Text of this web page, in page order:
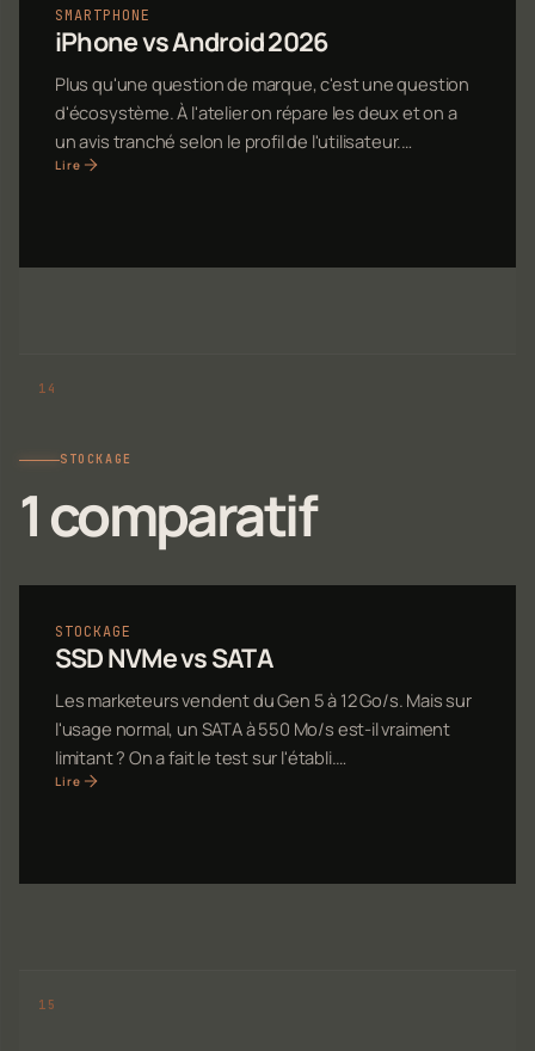
SMARTPHONE
iPhone vs Android 2026
Plus qu'une question de marque, c'est une question
d'écosystème. À l'atelier on répare les deux et on a
un avis tranché selon le profil de l'utilisateur.…
Lire
STOCKAGE
1 comparatif
STOCKAGE
SSD NVMe vs SATA
Les marketeurs vendent du Gen 5 à 12 Go/s. Mais sur
l'usage normal, un SATA à 550 Mo/s est-il vraiment
limitant ? On a fait le test sur l'établi.…
Lire